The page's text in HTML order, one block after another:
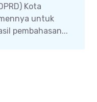
Kota
untuk
pembahasan...